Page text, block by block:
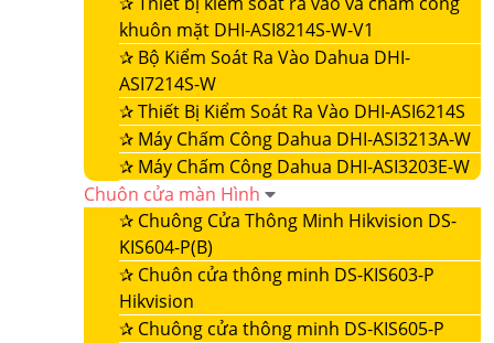
khuôn mặt DHI-ASI8214S-W-V1
✰ Bộ Kiểm Soát Ra Vào Dahua DHI-
ASI7214S-W
✰Thiết Bị Kiểm Soát Ra Vào DHI-ASI6214S
✰ Máy Chấm Công Dahua DHI-ASI3213A-W
✰ Máy Chấm Công Dahua DHI-ASI3203E-W
Chuôn cửa màn Hình
✰ Chuông Cửa Thông Minh Hikvision DS-
KIS604-P(B)
✰ Chuôn cửa thông minh DS-KIS603-P
Hikvision
✰ Chuông cửa thông minh DS-KIS605-P